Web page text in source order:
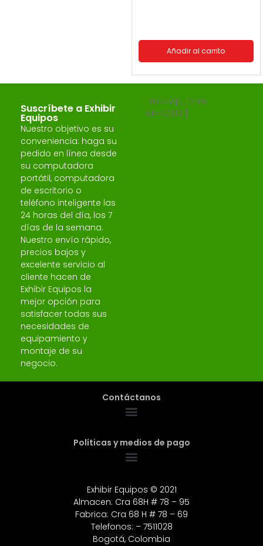
Añadir al carrito
Suscríbete a Exhibir
Equipos
Nuestro objetivo es su
conveniencia: haga su
pedido en línea desde
su computadora
portátil, computadora
de escritorio o
teléfono inteligente las
24 horas del día, los 7
días de la semana.
Nuestro envío rápido,
precios bajos y
excelente servicio al
cliente hacen de
Exhibir Equipos la
mejor opción para
satisfacer todas sus
necesidades de
equipamiento y
montaje de su
negocio.
[mc4wp_form
id=»2383″]
Contáctanos
Políticas y medios de pago
Exhibir Equipos © 2021
Almacen: Cra 68H # 78 – 95
Fabrica: Cra 68 H # 78 – 69
Telefonos: – 7511028
Bogotá, Colombia